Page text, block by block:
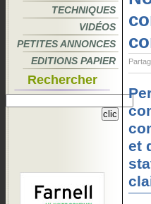
TECHNIQUES
VIDÉOS
PETITES ANNONCES
EDITIONS PAPIER
Rechercher
et